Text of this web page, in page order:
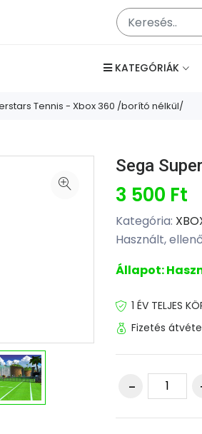
KATEGÓRIÁK
Tennis - Xbox 360 /borító nélkül/
Sega
3 500 Ft
Kategória:
Használt,
Állapot:
1 ÉV TELJES
Fizetés